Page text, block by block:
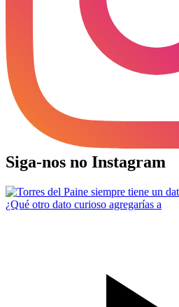
Siga-nos no Instagram